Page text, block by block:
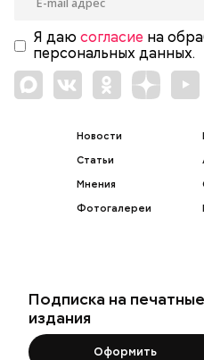
Я даю согласие на
персональных данных.
Новости
Статьи
Мнения
Фотогалереи
Подписка на печатные
издания
Оформить